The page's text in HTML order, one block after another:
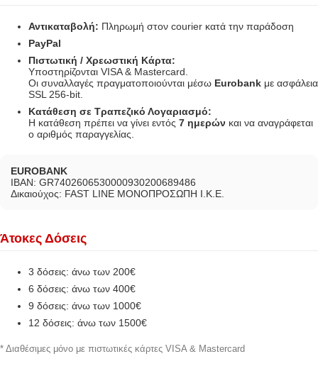
Αντικαταβολή: Πληρωμή στον courier κατά την παράδοση
PayPal
Πιστωτική / Χρεωστική Κάρτα:
Υποστηρίζονται VISA & Mastercard.
Οι συναλλαγές πραγματοποιούνται μέσω Eurobank με ασφάλεια
SSL 256-bit.
Κατάθεση σε Τραπεζικό Λογαριασμό:
Η κατάθεση πρέπει να γίνει εντός 7 ημερών και να αναγράφεται
ο αριθμός παραγγελίας.
EUROBANK
IBAN: GR7402606530000930200689486
Δικαιούχος: FAST LINE ΜΟΝΟΠΡΟΣΩΠΗ Ι.Κ.Ε.
Άτοκες Δόσεις
3 δόσεις: άνω των 200€
6 δόσεις: άνω των 400€
9 δόσεις: άνω των 1000€
12 δόσεις: άνω των 1500€
* Διαθέσιμες μόνο με πιστωτικές κάρτες VISA & Mastercard